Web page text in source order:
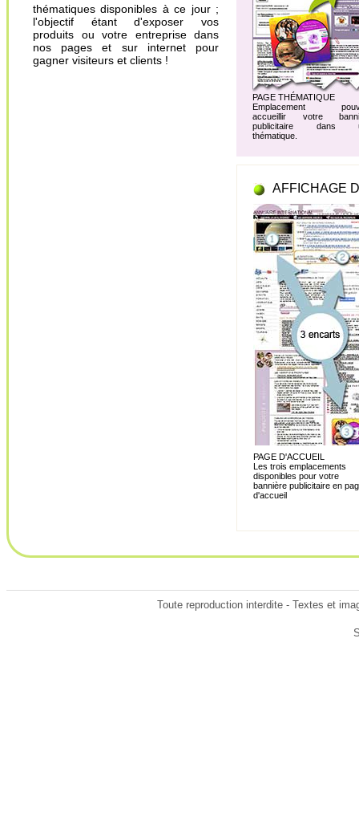
thématiques disponibles à ce jour ;
l'objectif étant d'exposer vos
produits ou votre entreprise dans
nos pages et sur internet pour
gagner visiteurs et clients !
PAGE THÉMATIQUE
Emplacement
accueillir votre
publicitaire dans
thématique.
AFFICHAGE
PAGE D'ACCUEIL
Les trois emplacements
disponibles pour votre
bannière publicitaire en
d'accueil
Toute reproduction interdite - Textes et